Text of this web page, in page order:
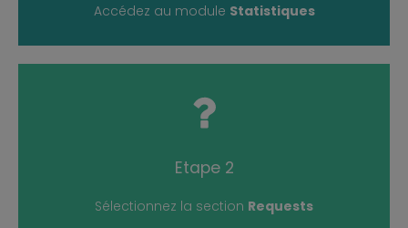
Accédez au module Statistiques
Etape 2
Sélectionnez la section Requests